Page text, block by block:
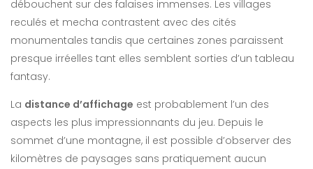
débouchent sur des falaises immenses. Les villages
reculés et mecha contrastent avec des cités
monumentales tandis que certaines zones paraissent
presque irréelles tant elles semblent sorties d’un tableau
fantasy.
La distance d’affichage est probablement l’un des
aspects les plus impressionnants du jeu. Depuis le
sommet d’une montagne, il est possible d’observer des
kilomètres de paysages sans pratiquement aucun